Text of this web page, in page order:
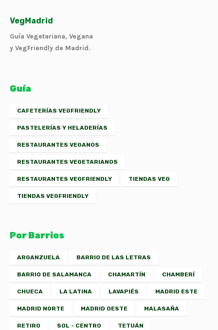
VegMadrid
Guía Vegetariana, Vegana
y VegFriendly de Madrid.
Guía
CAFETERÍAS VEGFRIENDLY
PASTELERÍAS Y HELADERÍAS
RESTAURANTES VEGANOS
RESTAURANTES VEGETARIANOS
RESTAURANTES VEGFRIENDLY TIENDAS VEG
TIENDAS VEGFRIENDLY
Por Barrios
ARGANZUELA BARRIO DE LAS LETRAS
BARRIO DE SALAMANCA CHAMARTÍN CHAMBERÍ
CHUECA LA LATINA LAVAPIÉS MADRID ESTE
MADRID NORTE MADRID OESTE MALASAÑA
RETIRO SOL - CENTRO TETUÁN